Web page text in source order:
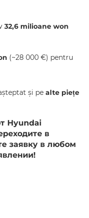
32,6 milioane won
(~28 000 €) pentru
și pe alte piețe
Hyundai
в
заявку в любом